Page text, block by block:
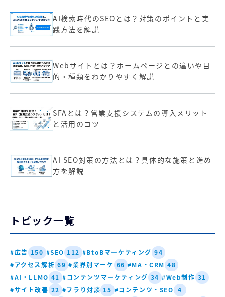
AI検索時代のSEOとは？対策のポイントと実
践方法を解説
Webサイトとは？ホームページとの違いや目
的・種類をわかりやすく解説
SFAとは？営業支援システムの導入メリット
と活用のコツ
AI SEO対策の方法とは？具体的な施策と進め
方を解説
トピック一覧
#広告 150 #SEO 112 #BtoBマーケティング 94
#アクセス解析 69 #業界別マーケ 66 #MA・CRM 48
#AI・LLMO 41 #コンテンツマーケティング 34 #Web制作 31
#サイト改善 22 #フラり対談 15 #コンテンツ・SEO 4